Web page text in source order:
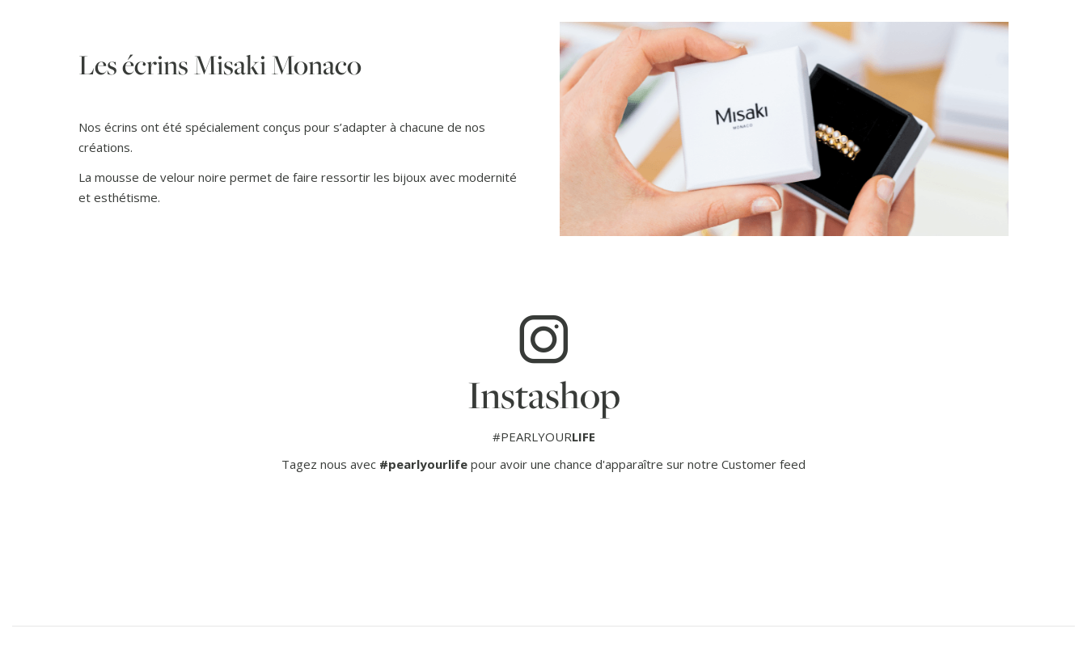
Les écrins Misaki Monaco
Nos écrins ont été spécialement conçus pour s’adapter à chacune de nos
créations.
La mousse de velour noire permet de faire ressortir les bijoux avec modernité
et esthétisme.
Instashop
#PEARLYOURLIFE
Tagez nous avec #pearlyourlife pour avoir une chance d'apparaître sur notre Customer feed